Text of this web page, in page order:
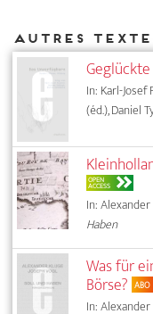
In: Karl-Josef
(éd.), Daniel
OPEN
ACCESS
In: Alexander
Haben
Was für
Börse? ABO
In: Alexander